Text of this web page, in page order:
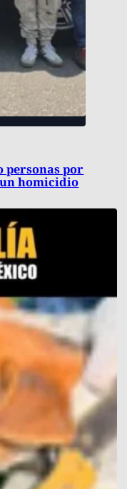
personas por
homicidio